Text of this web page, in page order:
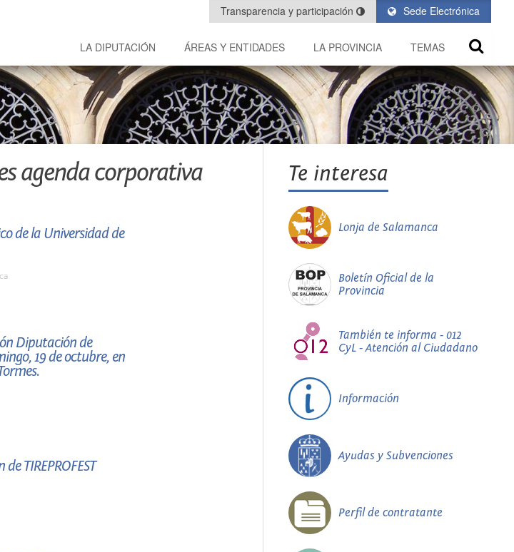
Sede Electrónica
Transparencia y participación
LA DIPUTACIÓN ÁREAS Y ENTIDADES LA PROVINCIA TEMAS
agenda corporativa
de la Universidad de
Diputación de
19 de octubre, en
TIREPROFEST
Te interesa
Lonja de Salamanca
Boletín Oficial de la
Provincia
También te informa - 012
CyL - Atención al Ciudadano
Información
Ayudas y Subvenciones
Perfil de contratante